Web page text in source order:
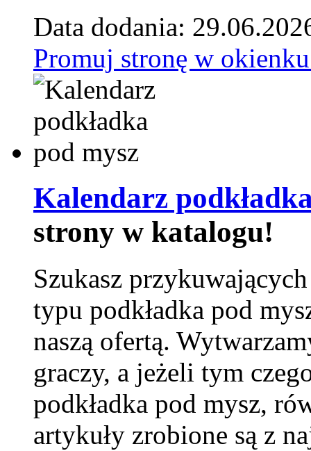
Data dodania:
Promuj stronę w
Kalendarz
strony w katalogu!
Szukasz
typu podkładka pod
naszą ofertą.
graczy, a jeżeli tym
podkładka pod mysz,
artykuły zrobione są z